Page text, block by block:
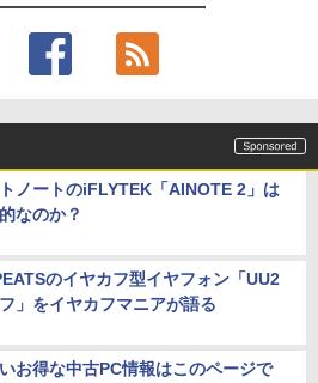
ノートのiFLYTEK「AINOTE 2」は
なのか？
のイヤカフ型イヤフォン「UU2
」をイヤカフマニアが語る
お得な中古PC情報はこのページで